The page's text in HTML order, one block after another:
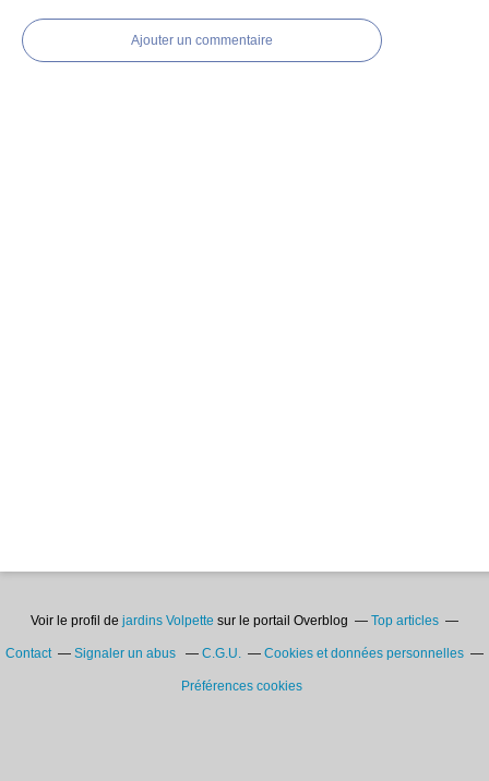
Ajouter un commentaire
Voir le profil de jardins Volpette sur le portail Overblog Top articles
Contact Signaler un abus C.G.U. Cookies et données personnelles
Préférences cookies